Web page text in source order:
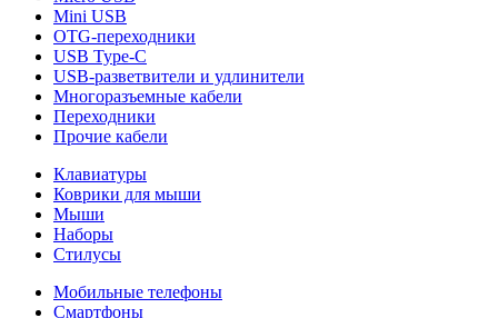
Mini USB
OTG-переходники
USB Type-C
USB-разветвители и удлинители
Многоразъемные кабели
Переходники
Прочие кабели
Клавиатуры
Коврики для мыши
Мыши
Наборы
Стилусы
Мобильные телефоны
Смартфоны